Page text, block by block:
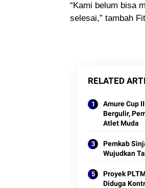
“Kami belum bisa
selesai,” tambah
RELATED
Amure Cup
Bergulir,
Atlet Muda
Pemkab
Wujudkan
Proyek
Diduga